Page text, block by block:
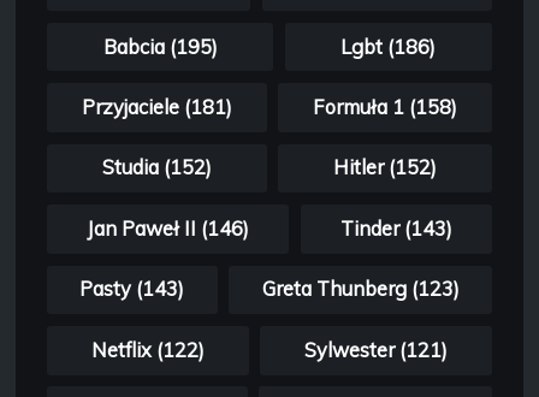
Babcia (195) Lgbt (186)
Przyjaciele (181) Formuła 1 (158)
Studia (152) Hitler (152)
Jan Paweł II (146) Tinder (143)
Pasty (143) Greta Thunberg (123)
Netflix (122) Sylwester (121)